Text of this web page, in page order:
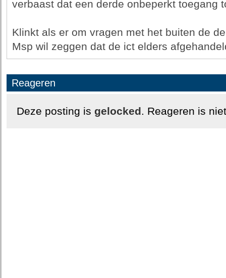
verbaast dat een derde onbeperkt toegang
Klinkt als er om vragen met het buiten de
Msp wil zeggen dat de ict elders
Reageren
Deze posting is gelocked. Reageren is